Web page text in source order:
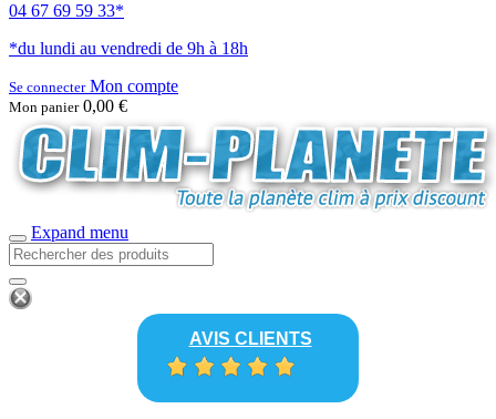
04 67 69 59 33*
*du lundi au vendredi de 9h à 18h
Se connecterMon compte
Mon panier 0,00 €
Expand menu
AVIS CLIENTS